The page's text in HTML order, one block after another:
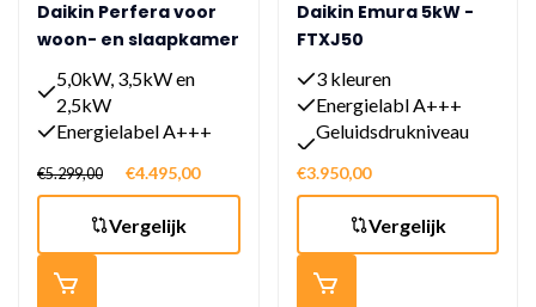
Daikin Perfera voor
woon- en slaapkamer
met 2 binnen units
van 3,5 kW en 2,5 kW
5,0kW, 3,5kW en
2,5kW
Energielabel A+++
fluisterstil
€5.299,00 €4.495,00
Vergelijk
Daikin Emura 5kW -
FTXJ50
3 kleuren
Energielabl A+++
Geluidsdrukniveau
€3.950,00
Vergelijk